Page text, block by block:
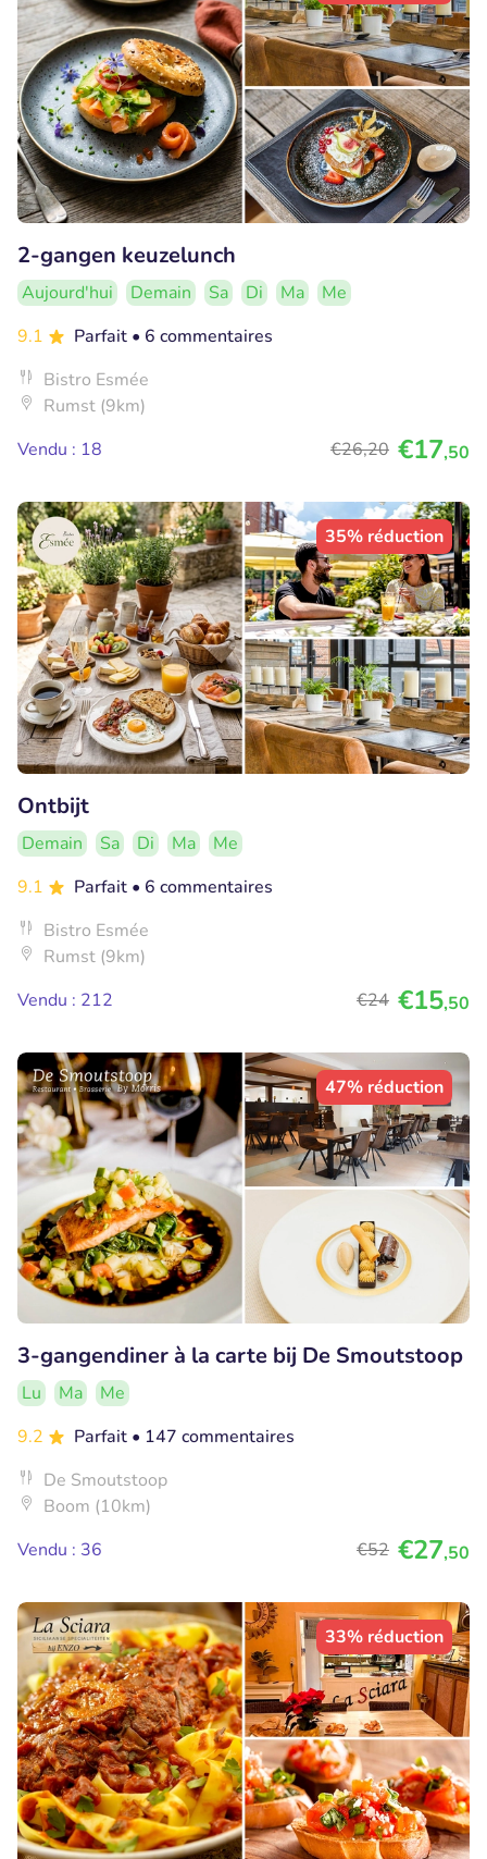
2-gangen keuzelunch
Aujourd'hui Demain Sa Di Ma
Me
9.1
Parfait • 6 commentaires
Bistro Esmée
Rumst (9km)
Vendu : 18
€26,20 €17,50
35% réduction
Ontbijt
Demain Sa Di Ma
Me
9.1
Parfait • 6 commentaires
Bistro Esmée
Rumst (9km)
Vendu : 212
€24 €15,50
47% réduction
3-gangendiner à la carte bij De Smoutstoop
Lu Ma
Me
9.2
Parfait • 147 commentaires
De Smoutstoop
Boom (10km)
Vendu : 36
€52 €27,50
33% réduction